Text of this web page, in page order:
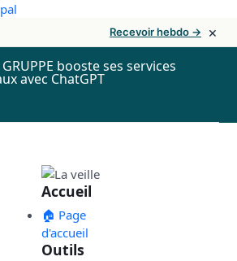
Recevoir hebdo → ×
GRUPPE booste ses services
avec ChatGPT
Accueil
🏠 Page
d'accueil
Outils